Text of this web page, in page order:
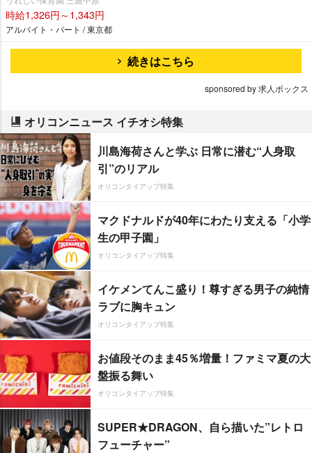
時給1,326円～1,343円
アルバイト・パート / 東京都
続きはこちら
sponsored by 求人ボックス
オリコンニュース イチオシ特集
川島海荷さんと学ぶ 日常に潜む“人身取
引”のリアル
オリコンタイアップ特集
マクドナルドが40年にわたり支える「小学
生の甲子園」
オリコンタイアップ特集
イケメンてんこ盛り！尊すぎる男子の純情
ラブに胸キュン
オリコンタイアップ特集
お値段そのまま45％増量！ファミマ夏の大
盤振る舞い
オリコンタイアップ特集
SUPER★DRAGON、自ら描いた”レトロ
フューチャー”